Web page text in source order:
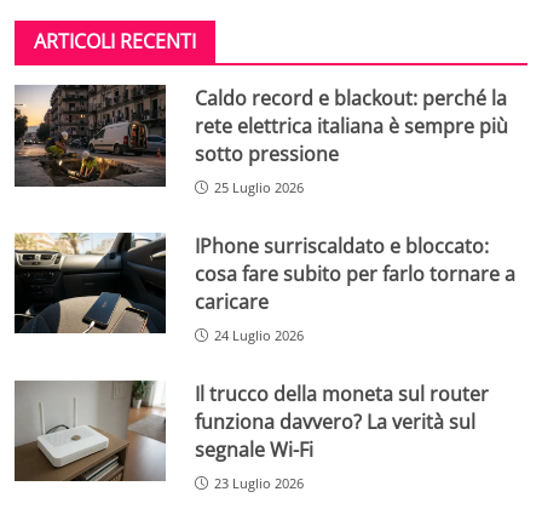
ARTICOLI RECENTI
Caldo record e blackout: perché la
rete elettrica italiana è sempre più
sotto pressione
25 Luglio 2026
IPhone surriscaldato e bloccato:
cosa fare subito per farlo tornare a
caricare
24 Luglio 2026
Il trucco della moneta sul router
funziona davvero? La verità sul
segnale Wi-Fi
23 Luglio 2026